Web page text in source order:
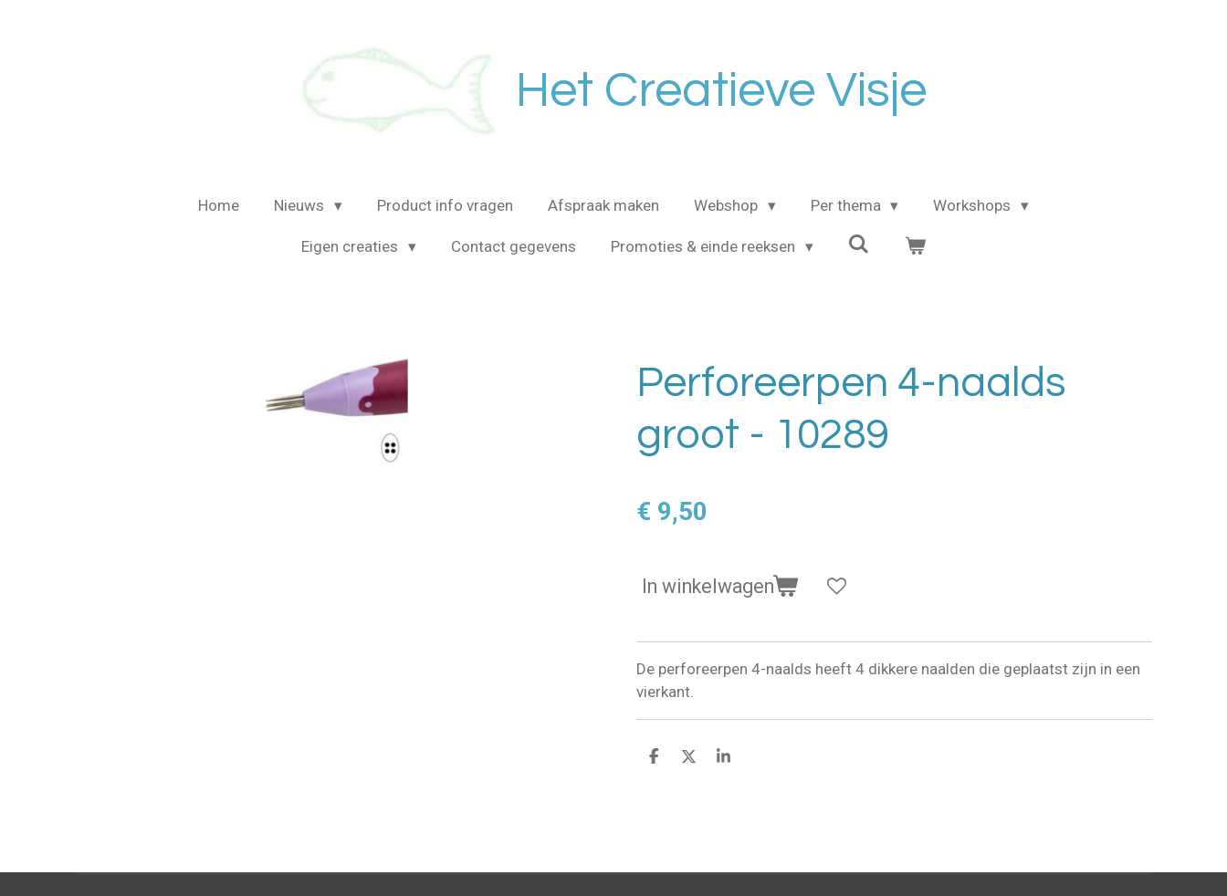
Het Creatieve Visje
Home Nieuws Product info vragen Afspraak maken Webshop Per thema Workshops
Eigen creaties Contact gegevens Promoties & einde reeksen
Perforeerpen 4-naalds
groot - 10289
€ 9,50
In winkelwagen
De perforeerpen 4-naalds heeft 4 dikkere naalden die geplaatst zijn in een
vierkant.
D
D
S